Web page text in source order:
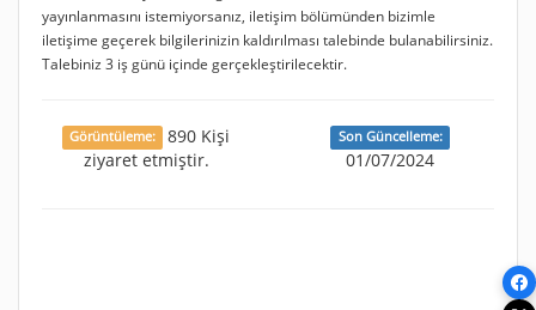
yayınlanmasını istemiyorsanız, iletişim bölümünden bizimle
iletişime geçerek bilgilerinizin kaldırılması talebinde bulanabilirsiniz.
Talebiniz 3 iş günü içinde gerçekleştirilecektir.
Görüntüleme:
890 Kişi
ziyaret etmiştir.
Son Güncelleme:
01/07/2024